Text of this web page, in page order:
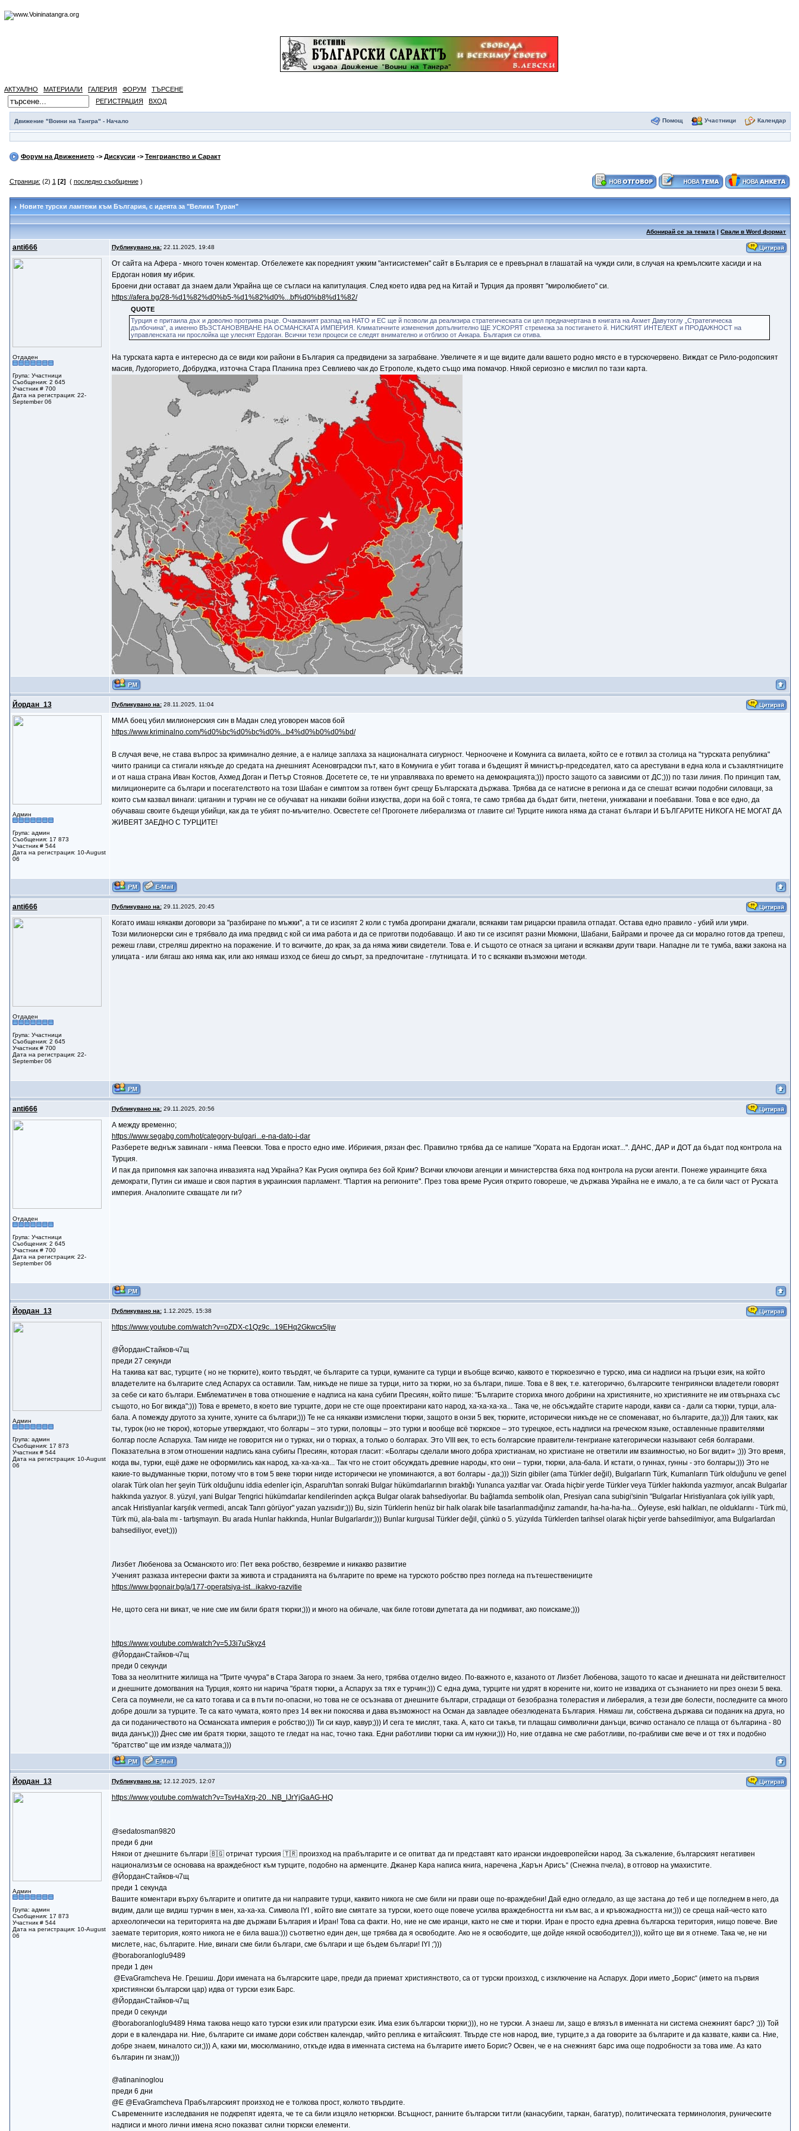
АКТУАЛНО МАТЕРИАЛИ ГАЛЕРИЯ ФОРУМ
ТЪРСЕНЕ
РЕГИСТРАЦИЯ
ВХОД
Движение "Воини на Тангра" - Начало Помощ Участници Календар
Форум на Движението-> Дискусии -> Тенгрианство и Саракт
Страници: (2) 1 [2] ( последно съобщение)
Новите турски ламтежи към България, с идеята за "Велики Туран"
Абонирай се за темата |Свали в Word формат
anti666 Публикувано на:22.11.2025, 19:48
Отдаден
Група: Участници
Съобщения: 2 645
Участник # 700
Дата на регистрация: 22-
September 06
От сайта на Афера - много точен коментар. Отбележете как поредният ужким "антисистемен" сайт в България се е превърнал в глашатай на чужди сили, в случая на кремълските хасиди и на
Ердоган новия му ибрик.
Броени дни остават да знаем дали Украйна ще се съгласи на капитулация. След което идва ред на Китай и Турция да проявят "миролюбието" си.
https://afera.bg/28-%d1%82%d0%b5-%d1%82%d0%...bf%d0%b8%d1%82/
QUOTE
Турция е притаила дъх и доволно протрива ръце. Очакваният разпад на НАТО и ЕС ще й позволи да реализира стратегическата си цел предначертана в книгата на Ахмет Давутоглу „Стратегическа
дълбочина“, а именно ВЪЗСТАНОВЯВАНЕ НА ОСМАНСКАТА ИМПЕРИЯ. Климатичните изменения допълнително ЩЕ УСКОРЯТ стремежа за постигането й. НИСКИЯТ ИНТЕЛЕКТ и ПРОДАЖНОСТ на
управленската ни прослойка ще улеснят Ердоган. Всички тези процеси се следят внимателно и отблизо от Анкара. България си отива.
На турската карта е интересно да се види кои райони в България са предвидени за заграбване. Увеличете я и ще видите дали вашето родно място е в турскочервено. Виждат се Рило-родопският
масив, Лудогорието, Добруджа, източна Стара Планина през Севлиево чак до Етрополе, където също има помачор. Някой сериозно е мислил по тази карта.
Йордан_13 Публикувано на:28.11.2025, 11:04
Админ
Група: админ
Съобщения: 17 873
Участник # 544
Дата на регистрация: 10-August
06
ММА боец убил милионерския син в Мадан след уговорен масов бой
https://www.kriminalno.com/%d0%bc%d0%bc%d0%...b4%d0%b0%d0%bd/
В случая вече, не става въпрос за криминално деяние, а е налице заплаха за националната сигурност. Черноочене и Комунига са вилаета, който се е готвил за столица на "турската република"
чиито граници са стигали някъде до средата на днешният Асеновградски път, като в Комунига е убит тогава и бъдещият й министър-председател, като са арестувани в една кола и съзаклятниците
и от наша страна Иван Костов, Ахмед Доган и Петър Стоянов. Досетете се, те ни управляваха по времето на демокрацията;))) просто защото са зависими от ДС;))) по тази линия. По принцип там,
милиционерите са българи и посегателството на този Шабан е симптом за готвен бунт срещу Българската държава. Трябва да се натисне в региона и да се спешат всички подобни силоваци, за
които съм казвал винаги: циганин и турчин не се обучават на никакви бойни изкуства, дори на бой с тояга, те само трябва да бъдат бити, гнетени, унижавани и поебавани. Това е все едно, да
обучаваш своите бъдещи убийци, как да те убият по-мъчително. Освестете се! Прогонете либерализма от главите си! Турците никога няма да станат българи И БЪЛГАРИТЕ НИКОГА НЕ МОГАТ ДА
ЖИВЕЯТ ЗАЕДНО С ТУРЦИТЕ!
anti666 Публикувано на:29.11.2025, 20:45
Отдаден
Група: Участници
Съобщения: 2 645
Участник # 700
Дата на регистрация: 22-
September 06
Когато имаш някакви договори за "разбиране по мъжки", а ти се изсипят 2 коли с тумба дрогирани джагали, всякакви там рицарски правила отпадат. Остава едно правило - убий или умри.
Този милионерски син е трябвало да има предвид с кой си има работа и да се приготви подобаващо. И ако ти се изсипят разни Мюмюни, Шабани, Байрами и прочее да си морално готов да трепеш,
режеш глави, стреляш директно на поражение. И то всичките, до крак, за да няма живи свидетели. Това е. И същото се отнася за цигани и всякакви други твари. Нападне ли те тумба, важи закона на
улицата - или бягаш ако няма как, или ако нямаш изход се биеш до смърт, за предпочитане - глутницата. И то с всякакви възможни методи.
anti666 Публикувано на:29.11.2025, 20:56
Отдаден
Група: Участници
Съобщения: 2 645
Участник # 700
Дата на регистрация: 22-
September 06
А между временно;
https://www.segabg.com/hot/category-bulgari...e-na-dato-i-dar
Разберете веднъж завинаги - няма Пеевски. Това е просто едно име. Ибрикчия, рязан фес. Правилно трябва да се напише "Хората на Ердоган искат...". ДАНС, ДАР и ДОТ да бъдат под контрола на
Турция.
И пак да припомня как започна инвазията над Украйна? Как Русия окупира без бой Крим? Всички ключови агенции и министерства бяха под контрола на руски агенти. Понеже украинците бяха
демократи, Путин си имаше и своя партия в украинския парламент. "Партия на регионите". През това време Русия открито говореше, че държава Украйна не е имало, а те са били част от Руската
империя. Аналогиите схващате ли ги?
Йордан_13 Публикувано на:1.12.2025, 15:38
Админ
Група: админ
Съобщения: 17 873
Участник # 544
Дата на регистрация: 10-August
06
https://www.youtube.com/watch?v=oZDX-c1Qz9c...19EHq2Gkwcx5Ijw
@ЙорданСтайков-ч7щ
преди 27 секунди
На такива кат вас, турците ( но не тюрките), които твърдят, че българите са турци, куманите са турци и въобще всичко, каквото е тюркоезично е турско, има си надписи на гръцки език, на който
владетелите на българите след Аспарух са оставили. Там, никъде не пише за турци, нито за тюрки, но за българи, пише. Това е 8 век, т.е. категорично, българските тенгриянски владетели говорят
за себе си като българи. Емблематичен в това отношение е надписа на кана субиги Пресиян, който пише: "Българите сториха много добрини на християните, но християните не им отвърнаха със
същото, но Бог вижда";))) Това е времето, в което вие турците, дори не сте още проектирани като народ, ха-ха-ха-ха... Така че, не обсъждайте старите народи, какви са - дали са тюрки, турци, ала-
бала. А помежду другото за хуните, хуните са българи;))) Те не са някакви измислени тюрки, защото в онзи 5 век, тюрките, исторически никъде не се споменават, но българите, да;))) Для таких, как
ты, турок (но не тюрок), которые утверждают, что болгары – это турки, половцы – это турки и вообще всё тюркское – это турецкое, есть надписи на греческом языке, оставленные правителями
болгар после Аспаруха. Там нигде не говорится ни о турках, ни о тюрках, а только о болгарах. Это VIII век, то есть болгарские правители-тенгриане категорически называют себя болгарами.
Показательна в этом отношении надпись кана субигы Пресиян, которая гласит: «Болгары сделали много добра христианам, но христиане не ответили им взаимностью, но Бог видит» ;))) Это время,
когда вы, турки, ещё даже не оформились как народ, ха-ха-ха-ха... Так что не стоит обсуждать древние народы, кто они – турки, тюрки, ала-бала. И кстати, о гуннах, гунны - это болгары;))) Это не
какие-то выдуманные тюрки, потому что в том 5 веке тюрки нигде исторически не упоминаются, а вот болгары - да;))) Sizin gibiler (ama Türkler değil), Bulgarların Türk, Kumanların Türk olduğunu ve genel
olarak Türk olan her şeyin Türk olduğunu iddia edenler için, Asparuh'tan sonraki Bulgar hükümdarlarının bıraktığı Yunanca yazıtlar var. Orada hiçbir yerde Türkler veya Türkler hakkında yazmıyor, ancak Bulgarlar
hakkında yazıyor. 8. yüzyıl, yani Bulgar Tengrici hükümdarlar kendilerinden açıkça Bulgar olarak bahsediyorlar. Bu bağlamda sembolik olan, Presiyan cana subigi'sinin "Bulgarlar Hıristiyanlara çok iyilik yaptı,
ancak Hıristiyanlar karşılık vermedi, ancak Tanrı görüyor" yazan yazısıdır;))) Bu, sizin Türklerin henüz bir halk olarak bile tasarlanmadığınız zamandır, ha-ha-ha-ha... Öyleyse, eski halkları, ne olduklarını - Türk mü,
Türk mü, ala-bala mı - tartışmayın. Bu arada Hunlar hakkında, Hunlar Bulgarlardır;))) Bunlar kurgusal Türkler değil, çünkü o 5. yüzyılda Türklerden tarihsel olarak hiçbir yerde bahsedilmiyor, ama Bulgarlardan
bahsediliyor, evet;)))
Лизбет Любенова за Османското иго: Пет века робство, безвремие и никакво развитие
Ученият разказа интересни факти за живота и страданията на българите по време на турското робство през погледа на пътешествениците
https://www.bgonair.bg/a/177-operatsiya-ist...ikakvo-razvitie
Не, щото сега ни викат, че ние сме им били братя тюрки;))) и много на обичале, чак биле готови дупетата да ни подмиват, ако поискаме;)))
https://www.youtube.com/watch?v=5J3i7uSkyz4
@ЙорданСтайков-ч7щ
преди 0 секунди
Това за неолитните жилища на "Трите чучура" в Стара Загора го знаем. За него, трябва отделно видео. По-важното е, казаното от Лизбет Любенова, защото то касае и днешната ни действителност
и днешните домогвания на Турция, която ни нарича "братя тюрки„ а Аспарух за тях е турчин;))) С една дума, турците ни удрят в корените ни, които не извадиха от съзнанието ни през онези 5 века.
Сега са поумнели, не са като тогава и са в пъти по-опасни, но това не се осъзнава от днешните българи, страдащи от безобразна толерастия и либералия, а тези две болести, последните са много
добре дошли за турците. Те са като чумата, която през 14 век ни покосява и дава възможност на Осман да завладее обезлюдената България. Нямаш ли, собствена държава си поданик на друга, но
да си поданичеството на Османската империя е робство;))) Ти си каур, кавур;))) И сега те мислят, така. А, като си такъв, ти плащаш символични данъци, всичко останало се плаща от българина - 80
вида данък;))) Днес сме им братя тюрки, защото те гледат на нас, точно така. Едни работливи тюрки са им нужни;))) Но, ние отдавна не сме работливи, по-грабливи сме вече и от тях и подобно
"братство" ще им изяде чалмата;)))
Йордан_13 Публикувано на:12.12.2025, 12:07
Админ
Група: админ
Съобщения: 17 873
Участник # 544
Дата на регистрация: 10-August
06
https://www.youtube.com/watch?v=TsvHaXrq-20...NB_lJrYjGaAG-HQ
@sedatosman9820
преди 6 дни
Някои от днешните българи 🇧🇬 отричат ​​турския 🇹🇷 произход на прабългарите и се опитват да ги представят като ирански индоевропейски народ. За съжаление, българският негативен
национализъм се основава на враждебност към турците, подобно на арменците. Джанер Кара написа книга, наречена „Карън Арисъ“ (Снежна пчела), в отговор на умахистите.
@ЙорданСтайков-ч7щ
преди 1 секунда
Вашите коментари върху българите и опитите да ни направите турци, каквито никога не сме били ни прави още по-враждебни! Дай едно огледало, аз ще застана до теб и ще погледнем в него, да
видим, дали ще видиш турчин в мен, ха-ха-ха. Символа IYI , който вие смятате за турски, което още повече усилва враждебността ни към вас, а и кръвожадността ни;))) се среща най-често като
археологически на територията на две държави България и Иран! Това са факти. Но, ние не сме иранци, както не сме и тюрки. Иран е просто една древна българска територия, нищо повече. Вие
заемате територия, която никога не е била ваша:))) съответно един ден, ще трябва да я освободите. Ако не я освободите, ще дойде някой освободител;))), който ще ви я отнеме. Така че, не ни
мислете, нас, българите. Ние, винаги сме били българи, сме българи и ще бъдем българи! IYI ;')))
@boraboranloglu9489
преди 1 ден
​ @EvaGramcheva Не. Грешиш. Дори имената на българските царе, преди да приемат християнството, са от турски произход, с изключение на Аспарух. Дори името „Борис“ (името на първия
християнски български цар) идва от турски език Барс.
@ЙорданСтайков-ч7щ
преди 0 секунди
@boraboranloglu9489 Няма такова нещо като турски език или пратурски език. Има език български тюрки;))), но не турски. А знаеш ли, защо е влязъл в именната ни система снежният барс? ;))) Той
дори е в календара ни. Ние, българите си имаме дори собствен календар, чийто реплика е китайският. Твърде сте нов народ, вие, турците,з а да говорите за българите и да казвате, какви са. Ние,
добре знаем, миналото си;))) А, кажи ми, мюсюлманино, откъде идва в именната система на българите името Борис? Освен, че е на снежният барс има още подробности за това име. Аз като
българин ги знам;)))
@atinaninoglou
преди 6 дни
@E @EvaGramcheva Прабългарският произход не е толкова прост, колкото твърдите.
Съвременните изследвания не подкрепят идеята, че те са били изцяло нетюркски. Всъщност, ранните български титли (канасубиги, таркан, багатур), политическата терминология, руническите
надписи и много лични имена ясно показват силни тюркски елементи.